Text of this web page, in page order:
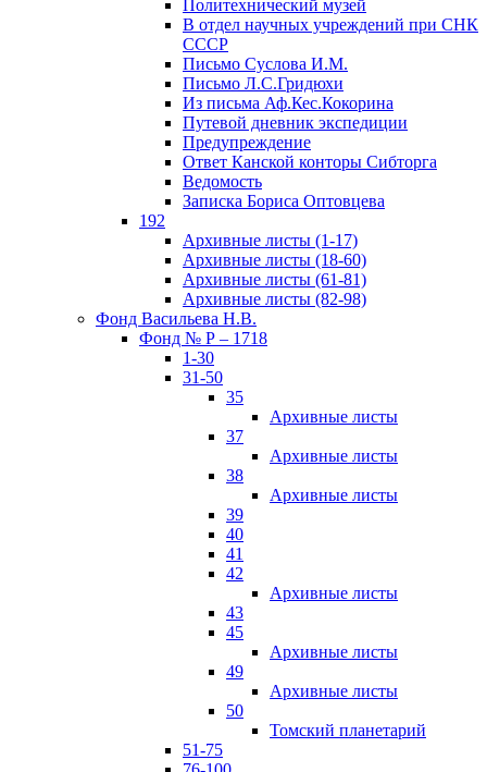
Политехнический музей
В отдел научных учреждений при СНК
СССР
Письмо Суслова И.М.
Письмо Л.С.Гридюхи
Из письма Аф.Кес.Кокорина
Путевой дневник экспедиции
Предупреждение
Ответ Канской конторы Сибторга
Ведомость
Записка Бориса Оптовцева
192
Архивные листы (1-17)
Архивные листы (18-60)
Архивные листы (61-81)
Архивные листы (82-98)
Фонд Васильева Н.В.
Фонд № Р – 1718
1-30
31-50
35
Архивные листы
37
Архивные листы
38
Архивные листы
39
40
41
42
Архивные листы
43
45
Архивные листы
49
Архивные листы
50
Томский планетарий
51-75